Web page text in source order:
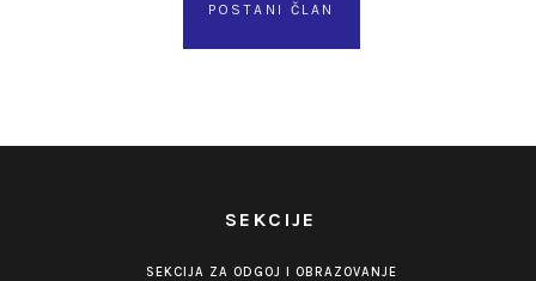
POSTANI ČLAN
SEKCIJE
SEKCIJA ZA ODGOJ I OBRAZOVANJE